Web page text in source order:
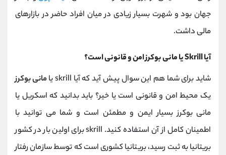
جهان بود و شهرت بسیار زیادی در میان افراد حاضر در بازارهای
مالی داشت.
آیا Skrill یا مانی بوکرز امن و قانونی است؟
شاید برای شما هم این سوال پیش آید که آیا skrill یا
مانی بوکرز
یک محیط امن و قانونی است یا خیر؟ باید بدانید که اسکریل یا
مانی بوکرز بسیار ایمن و مطمئن است و شما می توانید با
اطمینان کامل از آن استفاده کنید. skrill برای اولین بار در کشور
بریتانیا به ثبت رسید، بریتانیا کشوری است که توسط سازمان رفتار